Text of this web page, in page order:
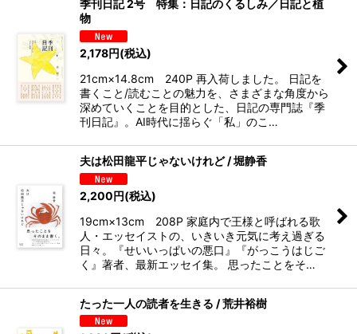
季刊日記 2号 特集：日記のくるしみ／日記と植
物
2,178円(税込)
21cm×14.8cm 240P 再入荷しました。 日記を
書くこと/読むことの魅力を、さまざまな角度から
深めていくことを目的とした、日記の専門誌『季
刊日記』。AI時代に揺らぐ「私」のこ…
夫は松田龍平じゃないけれど / 堀静香
2,200円(税込)
19cm×13cm 208P 家庭内で王様と呼ばれる歌
人・エッセイストの、いきいき元気に考え過ぎる
日々。『せいいっぱいの悪口』『がっこうはじご
く』著者、最新エッセイ集。 思ったことをそ…
たった一人の読者を生きる / 荒井裕樹